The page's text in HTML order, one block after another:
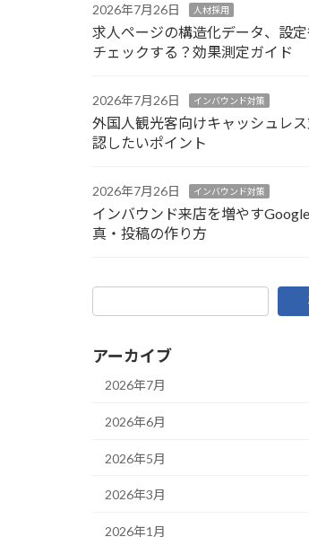
2026年7月26日 人材採用
求人ページの構造化データ、設
チェックする？効果測定ガイド
2026年7月26日 インバウンド対策
外国人観光客向けキャッシュレ
認したいポイント
2026年7月26日 インバウンド対策
インバウンド来店を増やす
真・投稿の作り方
アーカイブ
2026年7月
2026年6月
2026年5月
2026年3月
2026年1月